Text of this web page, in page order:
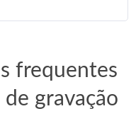
frequentes
gravação